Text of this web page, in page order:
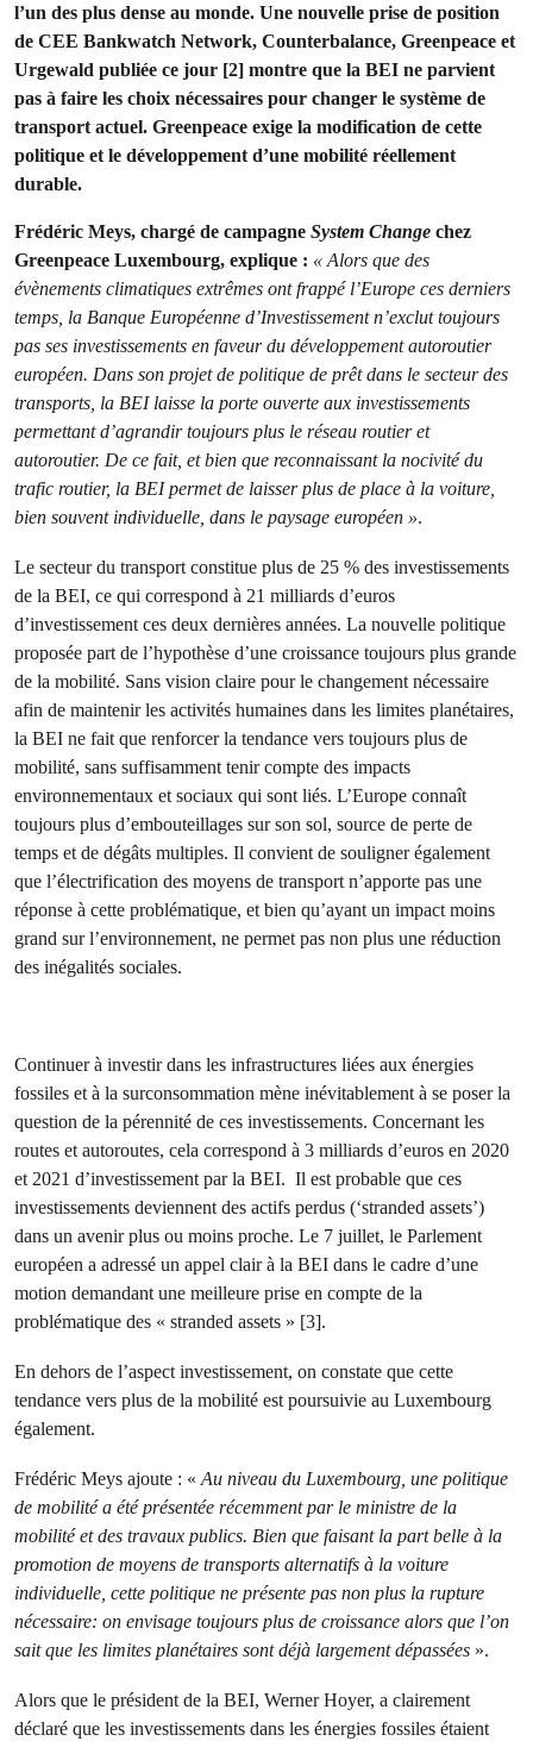
l’un des plus dense au monde. Une nouvelle prise de position
de CEE Bankwatch Network, Counterbalance, Greenpeace et
Urgewald publiée ce jour [2] montre que la BEI ne parvient
pas à faire les choix nécessaires pour changer le système de
transport actuel. Greenpeace exige la modification de cette
politique et le développement d’une mobilité réellement
durable.
Frédéric Meys, chargé de campagne System Change chez
Greenpeace Luxembourg, explique : « Alors que des
évènements climatiques extrêmes ont frappé l’Europe ces derniers
temps, la Banque Européenne d’Investissement n’exclut toujours
pas ses investissements en faveur du développement autoroutier
européen. Dans son projet de politique de prêt dans le secteur des
transports, la BEI laisse la porte ouverte aux investissements
permettant d’agrandir toujours plus le réseau routier et
autoroutier. De ce fait, et bien que reconnaissant la nocivité du
trafic routier, la BEI permet de laisser plus de place à la voiture,
bien souvent individuelle, dans le paysage européen ».
Le secteur du transport constitue plus de 25 % des investissements
de la BEI, ce qui correspond à 21 milliards d’euros
d’investissement ces deux dernières années. La nouvelle politique
proposée part de l’hypothèse d’une croissance toujours plus grande
de la mobilité. Sans vision claire pour le changement nécessaire
afin de maintenir les activités humaines dans les limites planétaires,
la BEI ne fait que renforcer la tendance vers toujours plus de
mobilité, sans suffisamment tenir compte des impacts
environnementaux et sociaux qui sont liés. L’Europe connaît
toujours plus d’embouteillages sur son sol, source de perte de
temps et de dégâts multiples. Il convient de souligner également
que l’électrification des moyens de transport n’apporte pas une
réponse à cette problématique, et bien qu’ayant un impact moins
grand sur l’environnement, ne permet pas non plus une réduction
des inégalités sociales.
Continuer à investir dans les infrastructures liées aux énergies
fossiles et à la surconsommation mène inévitablement à se poser la
question de la pérennité de ces investissements. Concernant les
routes et autoroutes, cela correspond à 3 milliards d’euros en 2020
et 2021 d’investissement par la BEI. Il est probable que ces
investissements deviennent des actifs perdus (‘stranded assets’)
dans un avenir plus ou moins proche. Le 7 juillet, le Parlement
européen a adressé un appel clair à la BEI dans le cadre d’une
motion demandant une meilleure prise en compte de la
problématique des « stranded assets » [3].
En dehors de l’aspect investissement, on constate que cette
tendance vers plus de la mobilité est poursuivie au Luxembourg
également.
Frédéric Meys ajoute : « Au niveau du Luxembourg, une politique
de mobilité a été présentée récemment par le ministre de la
mobilité et des travaux publics. Bien que faisant la part belle à la
promotion de moyens de transports alternatifs à la voiture
individuelle, cette politique ne présente pas non plus la rupture
nécessaire: on envisage toujours plus de croissance alors que l’on
sait que les limites planétaires sont déjà largement dépassées ».
Alors que le président de la BEI, Werner Hoyer, a clairement
déclaré que les investissements dans les énergies fossiles étaient